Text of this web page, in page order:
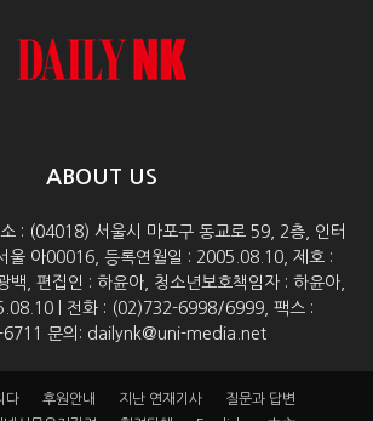
ABOUT US
: (04018) 서울시 마포구 동교로 59, 2층, 인터
울 아00016, 등록연월일 : 2005.08.10, 제호 :
백, 편집인 : 하윤아, 청소년보호책임자 : 하윤아,
| 전화 : (02)732-6998/6999, 팩스 :
6711 문의: dailynk@uni-media.net
다 후원안내 지난 연재기사
질문과 답변